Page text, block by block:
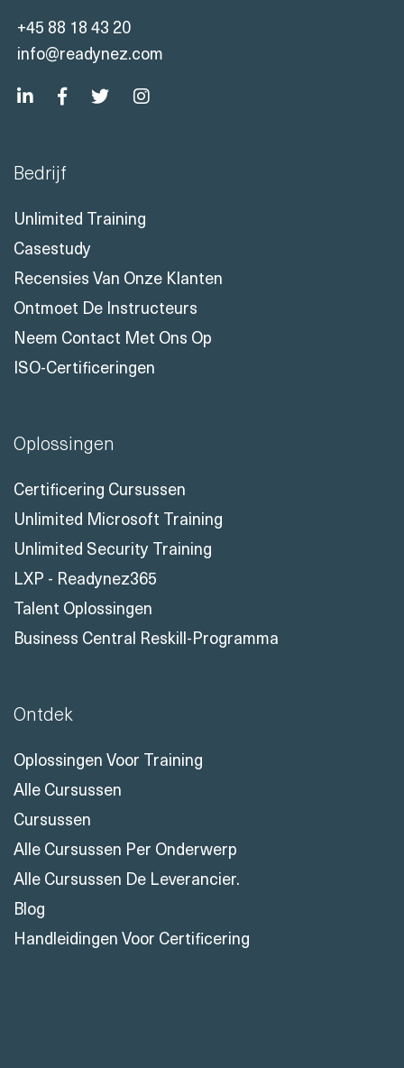
+45 88 18 43 20
info@readynez.com
Bedrijf
Unlimited Training
Casestudy
Recensies Van Onze Klanten
Ontmoet De Instructeurs
Neem Contact Met Ons Op
ISO-Certificeringen
Oplossingen
Certificering Cursussen
Unlimited Microsoft Training
Unlimited Security Training
LXP - Readynez365
Talent Oplossingen
Business Central Reskill-Programma
Ontdek
Oplossingen Voor Training
Alle Cursussen
Cursussen
Alle Cursussen Per Onderwerp
Alle Cursussen De Leverancier.
Blog
Handleidingen Voor Certificering